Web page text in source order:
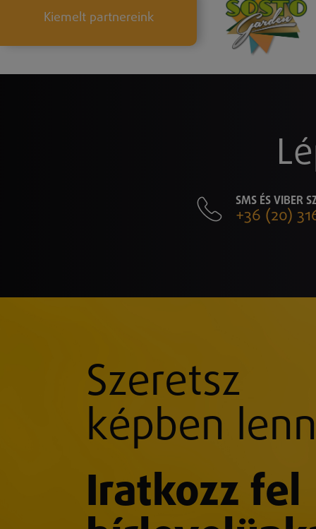
Kiemelt partnereink
SMS ÉS VIBER
+36 (20)
Szeretsz
képben
Iratkozz fel